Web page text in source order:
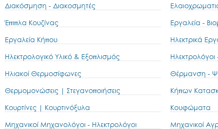
Διακόσμηση - Διακοσμητές
Έπιπλα Κουζίνας Εργαλεία -
Εργαλεία Κήπου Ηλεκτρικά
Ηλεκτρολογικό Υλικό & Εξοπλισμός Ηλεκτρολόγοι
Ηλιακοί Θερμοσίφωνες Θέρμανση -
Θερμομονώσεις | Στεγανοποιήσεις Κήπων
Κουρτίνες | Κουρτινόξυλα Κουφώματα
Μηχανικοί Mηχανολόγοι - Hλεκτρολόγοι Μηχανικοί